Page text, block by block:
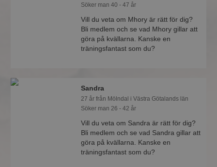
Söker man 40 - 47 år
Vill du veta om Mhory är rätt för dig?
Bli medlem och se vad Mhory gillar att
göra på kvällarna. Kanske en
träningsfantast som du?
Sandra
27 år från Mölndal i Västra Götalands län
Söker man 26 - 42 år
Vill du veta om Sandra är rätt för dig?
Bli medlem och se vad Sandra gillar att
göra på kvällarna. Kanske en
träningsfantast som du?